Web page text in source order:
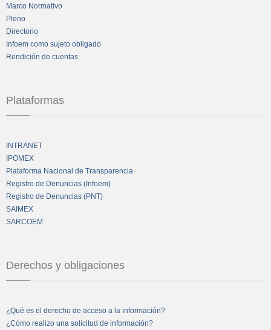
Marco Normativo
Pleno
Directorio
Infoem como sujeto obligado
Rendición de cuentas
Plataformas
INTRANET
IPOMEX
Plataforma Nacional de Transparencia
Registro de Denuncias (Infoem)
Registro de Denuncias (PNT)
SAIMEX
SARCOEM
Derechos y obligaciones
¿Qué es el derecho de acceso a la información?
¿Cómo realizo una solicitud de información?